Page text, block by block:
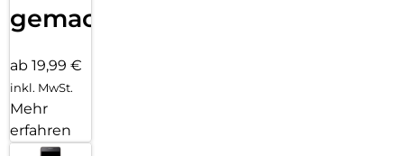
gemacht!
ab 19,99 €
inkl. MwSt.
Mehr
erfahren